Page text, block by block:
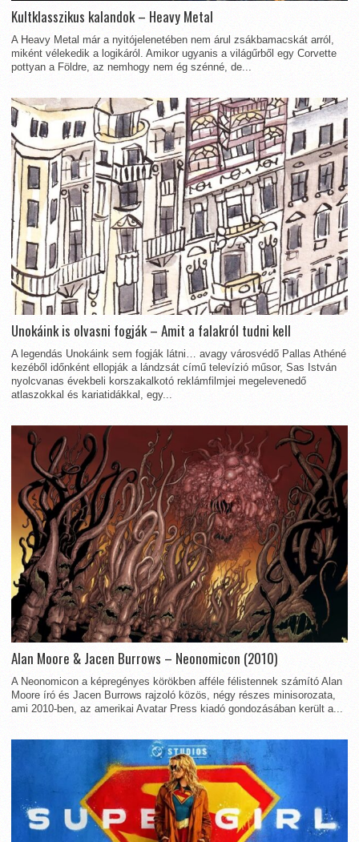
Kultklasszikus kalandok – Heavy Metal
A Heavy Metal már a nyitójelenetében nem árul zsákbamacskát arról,
miként vélekedik a logikáról. Amikor ugyanis a világűrből egy Corvette
pottyan a Földre, az nemhogy nem ég szénné, de...
Unokáink is olvasni fogják – Amit a falakról tudni kell
A legendás Unokáink sem fogják látni… avagy városvédő Pallas Athéné
kezéből időnként ellopják a lándzsát című televízió műsor, Sas István
nyolcvanas évekbeli korszakalkotó reklámfilmjei megelevenedő
atlaszokkal és kariatidákkal, egy...
Alan Moore & Jacen Burrows – Neonomicon (2010)
A Neonomicon a képregényes körökben afféle félistennek számító Alan
Moore író és Jacen Burrows rajzoló közös, négy részes minisorozata,
ami 2010-ben, az amerikai Avatar Press kiadó gondozásában került a...